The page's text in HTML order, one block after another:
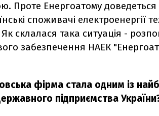
Проте Енергоатому доведеться
споживачі електроенергії
склалася така ситуація -
забезпечення НАЕК
фірма стала одним із
підприємства